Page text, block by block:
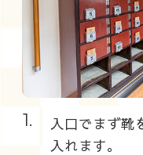
1.
入口でまず靴
入れます。